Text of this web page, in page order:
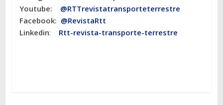
Youtube: @RTTrevistatransporteterrestre
Facebook: @RevistaRtt
Linkedin: Rtt-revista-transporte-terrestre